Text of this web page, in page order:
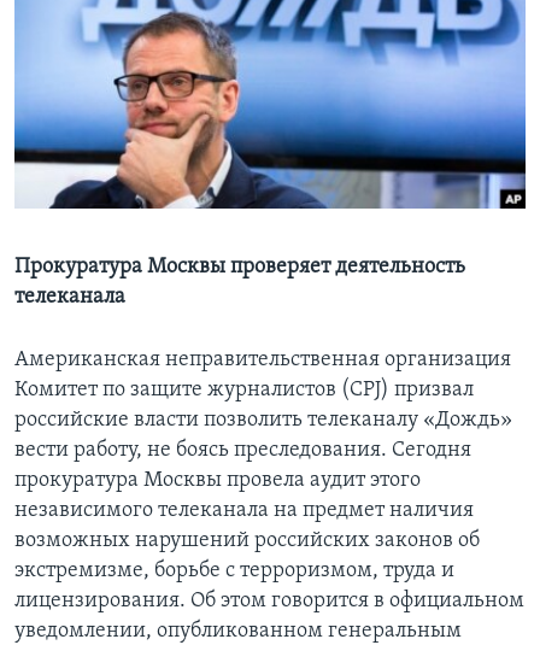
Learning English
СОЦИАЛЬНЫЕ СЕТИ
Прокуратура Москвы проверяет деятельность
телеканала
Американская неправительственная организация
Комитет по защите журналистов (CPJ) призвал
российские власти позволить телеканалу «Дождь»
вести работу, не боясь преследования. Сегодня
прокуратура Москвы провела аудит этого
независимого телеканала на предмет наличия
возможных нарушений российских законов об
экстремизме, борьбе с терроризмом, труда и
лицензирования. Об этом говорится в официальном
уведомлении, опубликованном генеральным